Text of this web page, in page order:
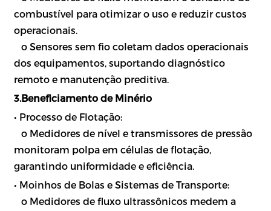
combustível para otimizar o uso e reduzir custos
operacionais.
o Sensores sem fio coletam dados operacionais
dos equipamentos, suportando diagnóstico
remoto e manutenção preditiva.
3.Beneficiamento de Minério
• Processo de Flotação:
o Medidores de nível e transmissores de pressão
monitoram polpa em células de flotação,
garantindo uniformidade e eficiência.
• Moinhos de Bolas e Sistemas de Transporte:
o Medidores de fluxo ultrassônicos medem a